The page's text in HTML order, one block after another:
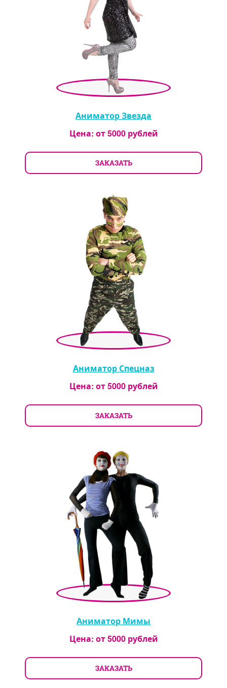
Аниматор Звезда
Цена: от5000рублей
ЗАКАЗАТЬ
Аниматор Спецназ
Цена: от5000рублей
ЗАКАЗАТЬ
Аниматор Мимы
Цена: от5000рублей
ЗАКАЗАТЬ